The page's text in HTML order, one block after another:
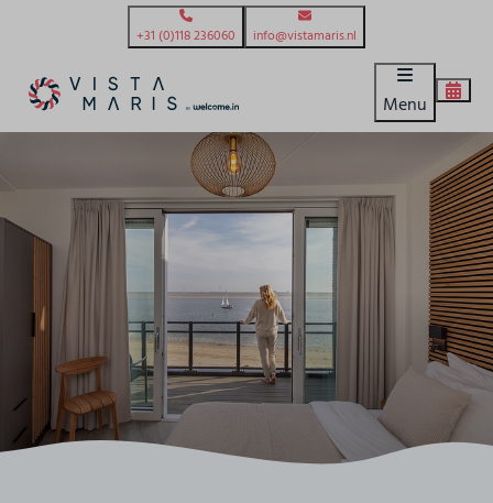
+31 (0)118 236060 info@vistamaris.nl
Menu